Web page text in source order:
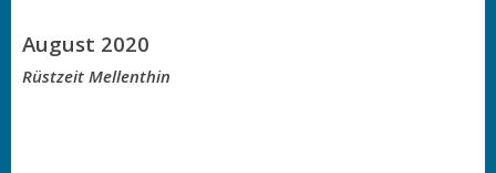
August 2020
Rüstzeit Mellenthin